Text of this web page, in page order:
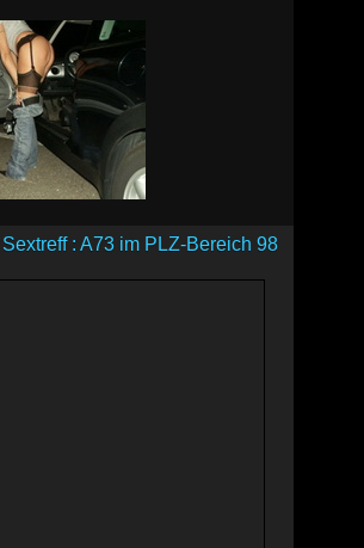
: A73 im PLZ-Bereich 98